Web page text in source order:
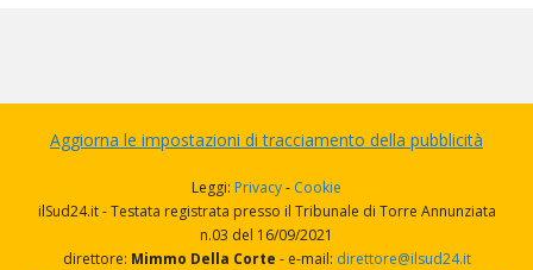
Aggiorna le impostazioni di tracciamento della pubblicità
Leggi: Privacy- Cookie
ilSud24.it - Testata registrata presso il Tribunale di Torre Annunziata
n.03 del 16/09/2021
direttore: Mimmo Della Corte - e-mail: direttore@ilsud24.it